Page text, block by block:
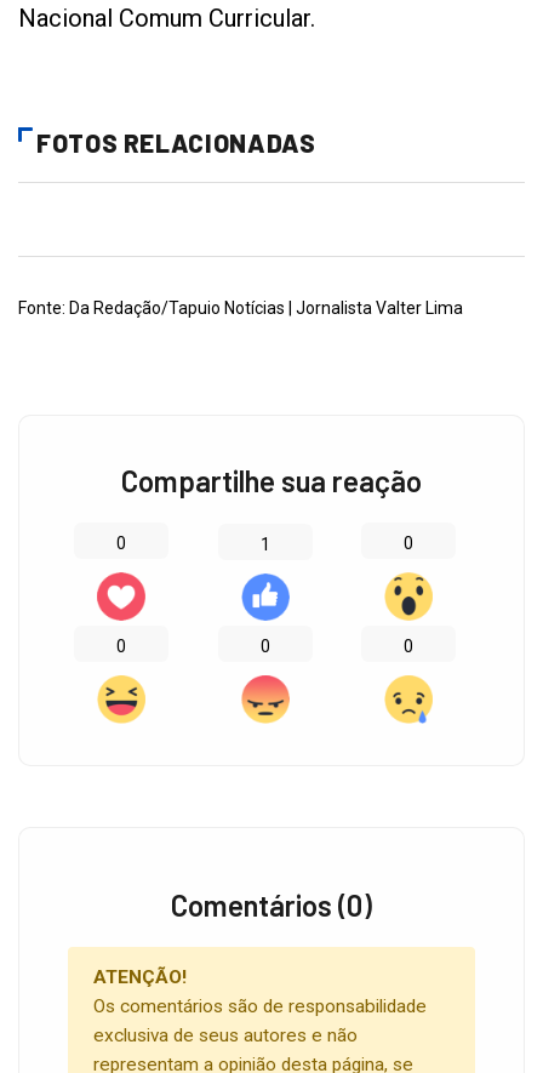
Nacional Comum Curricular.
FOTOS RELACIONADAS
Fonte: Da Redação/Tapuio Notícias | Jornalista Valter Lima
Compartilhe sua reação
0 1 0
0 0 0
Comentários (0)
ATENÇÃO!
Os comentários são de responsabilidade
exclusiva de seus autores e não
representam a opinião desta página, se